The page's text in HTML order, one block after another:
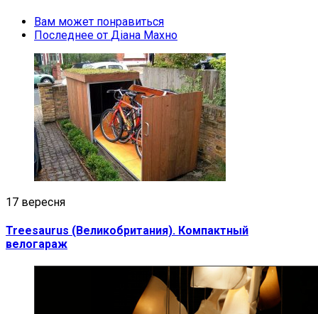
Вам может понравиться
Последнее от Діана Махно
17 вересня
Treesaurus (Великобритания). Компактный
велогараж